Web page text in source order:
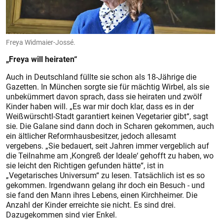
Freya Widmaier-Jossé.
„Freya will heiraten“
Auch in Deutschland füllte sie schon als 18-Jährige die
Gazetten. In München sorgte sie für mächtig Wirbel, als sie
unbekümmert davon sprach, dass sie heiraten und zwölf
Kinder haben will. „Es war mir doch klar, dass es in der
Weißwürschtl-Stadt garantiert keinen Vegetarier gibt“, sagt
sie. Die Galane sind dann doch in Scharen gekommen, auch
ein ältlicher Reformhausbesitzer, jedoch allesamt
vergebens. „Sie bedauert, seit Jahren immer vergeblich auf
die Teilnahme am ,Kongreß der Ideale‘ gehofft zu haben, wo
sie leicht den Richtigen gefunden hätte“, ist in
„Vegetarisches Universum“ zu lesen. Tatsächlich ist es so
gekommen. Irgendwann gelang ihr doch ein Besuch - und
sie fand den Mann ihres Lebens, einen Kirchheimer. Die
Anzahl der Kinder erreichte sie nicht. Es sind drei.
Dazugekommen sind vier Enkel.